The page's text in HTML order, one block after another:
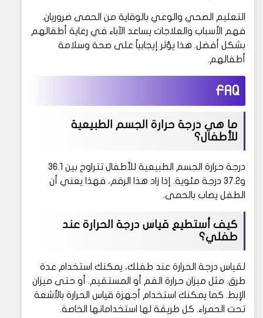
التعليم الصحي والوعي بالوقاية من الحمى ضروريان.
فهم الأسباب والعلاجات يساعد الآباء في رعاية أطفالهم
بشكل أفضل. هذا يؤثر إيجابياً على صحة وسلامة
أطفالهم.
FAQ
ما هي درجة حرارة الجسم الطبيعية
للأطفال؟
درجة حرارة الجسم الطبيعية للأطفال تتراوح بين 36.1
و37.2 درجة مئوية. إذا زاد هذا الرقم، فهذا يعني أن
الطفل يصاب بالحمى.
كيف أستطيع قياس درجة الحرارة عند
طفلي؟
لقياس درجة الحرارة عند طفلك، يمكنك استخدام عدة
طرق. مثل ميزان حرارة الفم أو المستقيم. أو حتى ميزان
الإبط. كما يمكنك استخدام أجهزة قياس الحرارة بالأشعة
تحت الحمراء. كل طريقة لها استخداماتها الخاصة.